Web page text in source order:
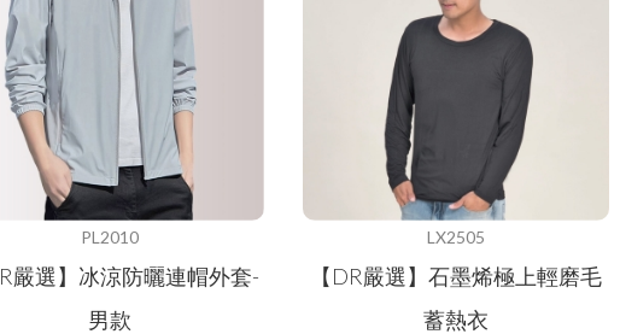
PL2010
嚴選】冰涼防曬連帽外套-
男款
LX2505
【DR嚴選】石墨烯極上輕磨毛
蓄熱衣